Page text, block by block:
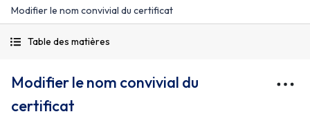
Modifier le nom convivial du certificat
Table des matières
Modifier le nom convivial du
certificat